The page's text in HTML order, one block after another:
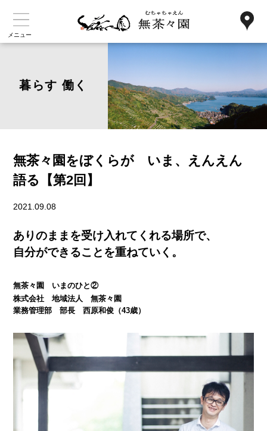
メニュー
暮らす 働く
無茶々園をぼくらが いま、えんえん
語る【第2回】
2021.09.08
ありのままを受け入れてくれる場所で、
自分ができることを重ねていく。
無茶々園 いまのひと②
株式会社 地域法人 無茶々園
業務管理部 部長 西原和俊（43歳）